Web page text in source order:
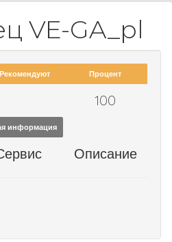
VE-GA_pl
Процент
100
информация
Описание